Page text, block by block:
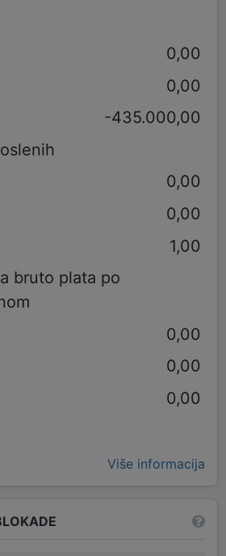
0,00
0,00
-435.000,00
0,00
0,00
1,00
bruto plata po
0,00
0,00
0,00
Više informacija